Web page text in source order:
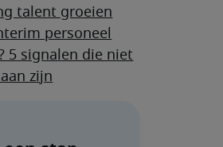
talent groeien
personeel
5 signalen die niet
zijn